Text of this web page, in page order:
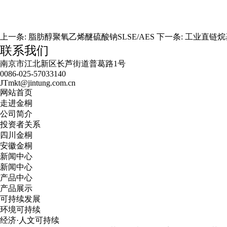
上一条: 脂肪醇聚氧乙烯醚硫酸钠SLSE/AES 下一条: 工业直链
联系我们
南京市江北新区长芦街道普葛路1号
0086-025-57033140
JTmkt@jintung.com.cn
网站首页
走进金桐
公司简介
投资者关系
四川金桐
安徽金桐
新闻中心
新闻中心
产品中心
产品展示
可持续发展
环境可持续
经济·人文可持续